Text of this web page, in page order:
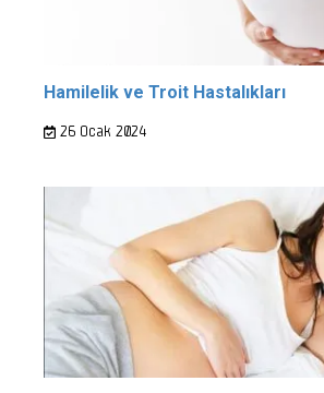
Hamilelik ve Troit Hastalıkları
26 Ocak 2024